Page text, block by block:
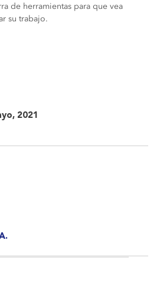
de herramientas para que vea
su trabajo.
2021